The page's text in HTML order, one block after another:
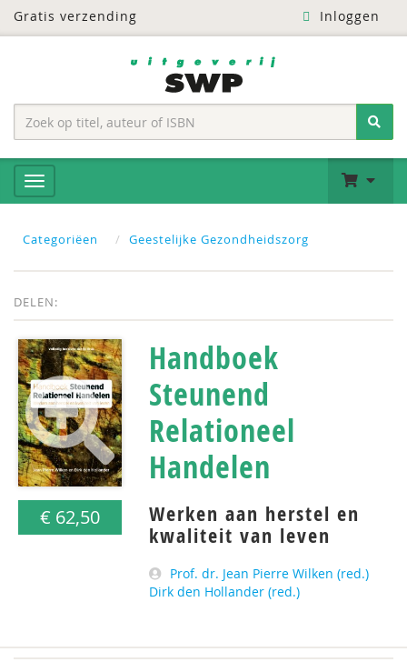
Gratis verzending Inloggen
Categoriëen Geestelijke Gezondheidszorg
DELEN:
€ 62,50
Handboek
Steunend
Relationeel
Handelen
Werken aan herstel en
kwaliteit van leven
Prof. dr. Jean Pierre Wilken (red.)
Dirk den Hollander (red.)